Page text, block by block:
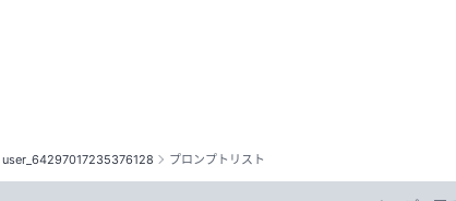
user_64297017235376128 プロンプトリスト